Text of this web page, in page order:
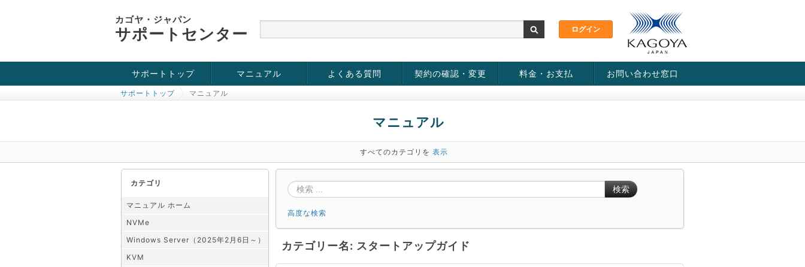
カゴヤ・ジャパン
サポートセンター
サポートトップ
お役立ち情報
チュートリアル
障害・メンテナンス情報
マニュアル
KVM
OpenVZ
Windows Server
SSH接続
ドメイン
SSL
よくある質問 契約の確認・変更 料金・お支払 お問い合わせ窓口
サポートトップ マニュアル
マニュアル
すべてのカテゴリを 表示
カテゴリ
マニュアル ホーム
NVMe
Windows Server（2025年2月6日～）
KVM
検索
高度な検索
カテゴリー名: スタートアップガイド